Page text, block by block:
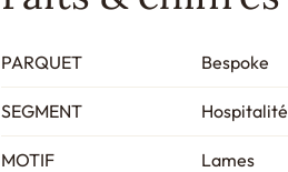
PARQUET Bespoke
SEGMENT Hospitalité
MOTIF Lames